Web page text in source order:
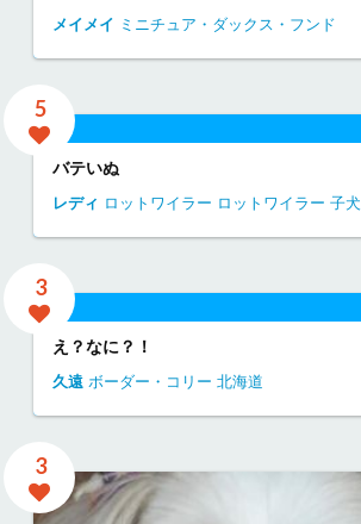
メイメイ ミニチュア・ダックス・フンド
5
バテいぬ
レディ ロットワイラー ロットワイラー 子犬
3
え？なに？！
久遠 ボーダー・コリー 北海道
3